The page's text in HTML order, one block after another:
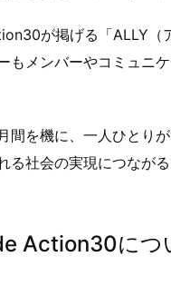
が掲げる「ALLY（
もメンバーやコミュニ
間を機に、一人ひとり
る社会の実現につなが
Action30につ